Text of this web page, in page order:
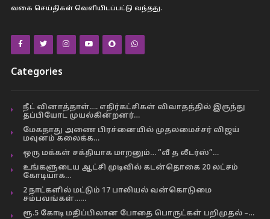
வகை செய்திகள் வெளியிடப்பட்டு வந்தது.
Categories
நீட் வினாத்தாள்…. எதிர்கட்சிகள் விவாதத்தில் இருந்து
தப்பியோட முயல்கின்றனர்…
மேகதாது அணை பிரச்னையில் முதலமைச்சர் விஜய்
மவுனம் கலைக்க…
ஒரு மக்கள் சக்தியாக மாறனும்… “வீ த லீடர்ஸ்”…
உங்களுடைய ஆட்சி முடிவில் கடன்தொகை 20 லட்சம்
கோடியாக…
2 நாட்களில் மட்டும் 17 பாலியல் வன்கொடுமை
சம்பவங்கள்……
ரூ.5 கோடி மதிப்பிலான போதை பொருட்கள் பறிமுதல் –…